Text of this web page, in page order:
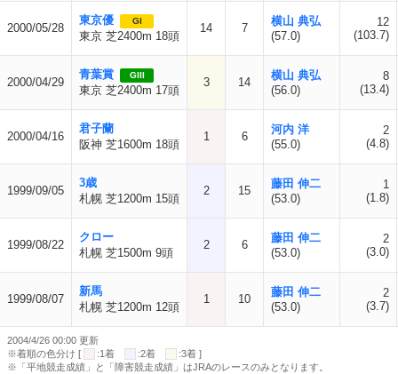
2000/05/28
東京優 GI
東京 芝2400m 18頭
14 7
横山 典弘
(57.0)
12
(103.7)
2000/04/29
青葉賞 GIII
東京 芝2400m 17頭
3 14
横山 典弘
(56.0)
8
(13.4)
2000/04/16
君子蘭
阪神 芝1600m 18頭
1 6
河内 洋
(55.0)
2
(4.8)
1999/09/05
3歳
札幌 芝1200m 15頭
2 15
藤田 伸二
(53.0)
1
(1.8)
1999/08/22
クロー
札幌 芝1500m 9頭
2 6
藤田 伸二
(53.0)
2
(3.0)
1999/08/07
新馬
札幌 芝1200m 12頭
1 10
藤田 伸二
(53.0)
2
(3.7)
2004/4/26 00:00 更新
※着順の色分け [
:1着 :2着
:3着 ]
※「平地競走成績」と「障害競走成績」はJRAのレースのみとなります。